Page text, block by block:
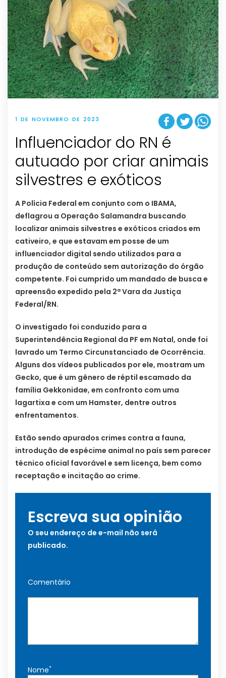
1 DE NOVEMBRO DE 2023
Influenciador do RN é
autuado por criar animais
silvestres e exóticos
A Polícia Federal em conjunto com o IBAMA,
deflagrou a Operação Salamandra buscando
localizar animais silvestres e exóticos criados em
cativeiro, e que estavam em posse de um
influenciador digital sendo utilizados para a
produção de conteúdo sem autorização do órgão
competente. Foi cumprido um mandado de busca e
apreensão expedido pela 2ª Vara da Justiça
Federal/RN.
O investigado foi conduzido para a
Superintendência Regional da PF em Natal, onde foi
lavrado um Termo Circunstanciado de Ocorrência.
Alguns dos vídeos publicados por ele, mostram um
Gecko, que é um gênero de réptil escamado da
família Gekkonidae, em confronto com uma
lagartixa e com um Hamster, dentre outros
enfrentamentos.
Estão sendo apurados crimes contra a fauna,
introdução de espécime animal no país sem parecer
técnico oficial favorável e sem licença, bem como
receptação e incitação ao crime.
Escreva sua opinião
O seu endereço de e-mail não será
publicado.
Comentário
Nome*